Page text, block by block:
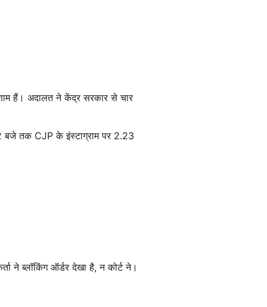
हैं। अदालत ने केंद्र सरकार से चार
2 बजे तक CJP के इंस्टाग्राम पर 2.23
ने ब्लॉकिंग ऑर्डर देखा है, न कोर्ट ने।